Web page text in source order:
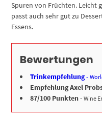
Spuren von Früchten. Leicht
passt auch sehr gut zu
Essens.
Bewertungen
Trinkempfehlung-
Empfehlung Axel
87/100 Punkten-Wine